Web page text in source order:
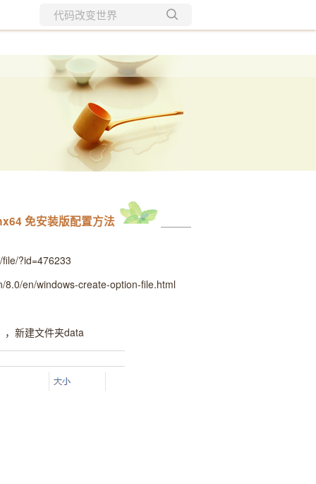
当前博客
免安装版配置方法
?id=476233
en/windows-create-option-file.html
新建文件夹data